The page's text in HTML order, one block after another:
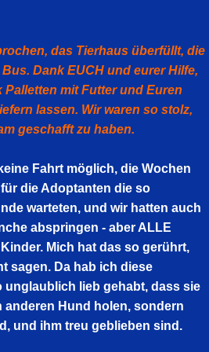
das Tierhaus überfüllt, die
Dank EUCH und eurer Hilfe,
Palletten mit Futter und Euren
lassen. Wir waren so stolz,
geschafft zu haben.
Fahrt möglich, die Wochen
die Adoptanten die so
warteten, und wir hatten auch
abspringen - aber ALLE
Mich hat das so gerührt,
sagen. Da hab ich diese
unglaublich lieb gehabt, dass sie
Hund holen, sondern
und ihm treu geblieben sind.